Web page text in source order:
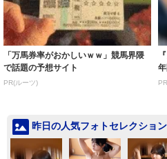
「万馬券率がおかしいｗｗ」競馬界隈
で話題の予想サイト
PR(ルーツ)
昨日の人気フォトセレクション